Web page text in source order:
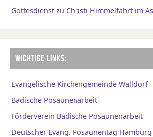
Gottesdienst zu Christi Himmelfahrt im
WICHTIGE LINKS:
Evangelische Kirchengemeinde Walldorf
Badische Posaunenarbeit
Förderverein Badische Posaunenarbeit
Deutscher Evang. Posaunentag Hamburg